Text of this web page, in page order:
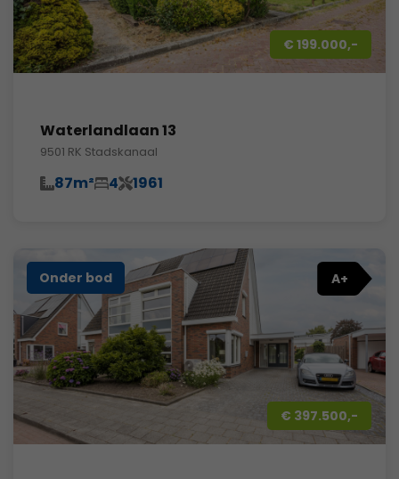
€ 199.000,-
Waterlandlaan 13
9501 RK Stadskanaal
87m² 4 1961
A+
Onder bod
€ 397.500,-